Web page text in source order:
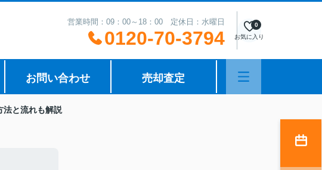
営業時間：09：00～18：00 定休日：水曜日
0120-70-3794 お気に入り
0
お問い合わせ 売却査定
法と流れも解説